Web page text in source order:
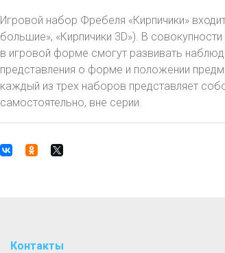
Игровой набор Фребеля «Кирпичики»
большие», «Кирпичики 3D»). В
в игровой форме смогут развивать
представления о форме и положении
каждый из трех наборов представляет
самостоятельно, вне серии.​
Контакты